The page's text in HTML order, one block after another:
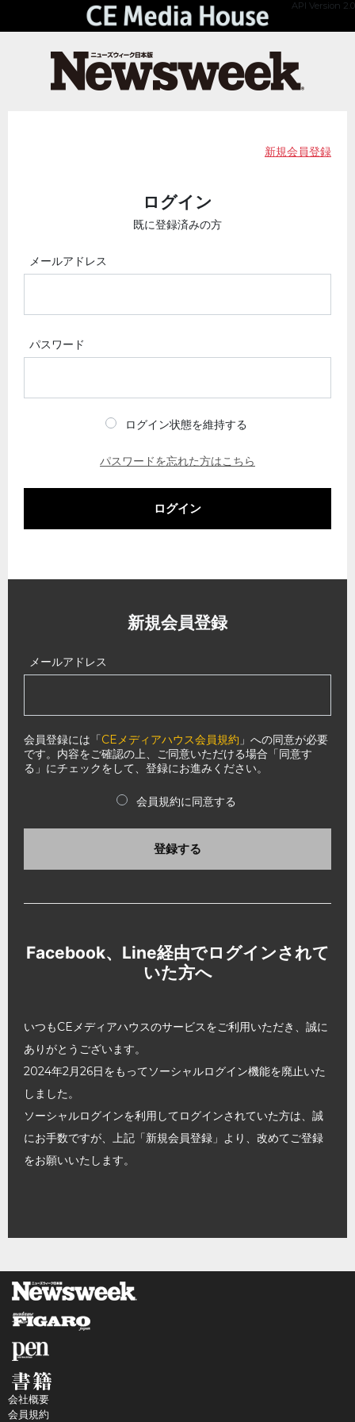
API Version 2.0
新規会員登録
ログイン
既に登録済みの方
メールアドレス
パスワード
ログイン状態を維持する
パスワードを忘れた方はこちら
ログイン
新規会員登録
メールアドレス
会員登録には「CEメディアハウス会員規約 」への同意が必要
です。内容をご確認の上、ご同意いただける場合「同意す
る」にチェックをして、登録にお進みください。
会員規約に同意する
登録する
Facebook、Line経由でログインされて
いた方へ
いつもCEメディアハウスのサービスをご利用いただき、誠に
ありがとうございます。
2024年2月26日をもってソーシャルログイン機能を廃止いた
しました。
ソーシャルログインを利用してログインされていた方は、誠
にお手数ですが、上記「新規会員登録」より、改めてご登録
をお願いいたします。
会社概要
会員規約